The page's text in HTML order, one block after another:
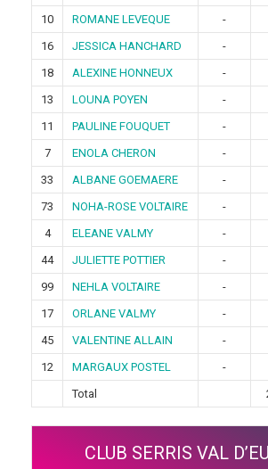
10
ROMANE LEVEQUE -
16
JESSICA HANCHARD -
18
ALEXINE HONNEUX -
13
LOUNA POYEN -
11
PAULINE FOUQUET -
7
ENOLA CHERON -
33
ALBANE GOEMAERE -
73
NOHA-ROSE VOLTAIRE -
4
ELEANE VALMY -
44
JULIETTE POTTIER -
99
NEHLA VOLTAIRE -
17
ORLANE VALMY -
45
VALENTINE ALLAIN -
12
MARGAUX POSTEL -
Total
CLUB SERRIS VAL